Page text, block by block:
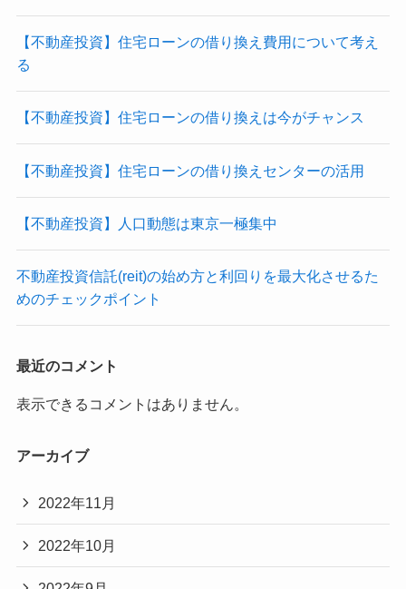
【不動産投資】住宅ローンの借り換え費用について考え
る
【不動産投資】住宅ローンの借り換えは今がチャンス
【不動産投資】住宅ローンの借り換えセンターの活用
【不動産投資】人口動態は東京一極集中
不動産投資信託(reit)の始め方と利回りを最大化させるた
めのチェックポイント
最近のコメント
表示できるコメントはありません。
アーカイブ
2022年11月
2022年10月